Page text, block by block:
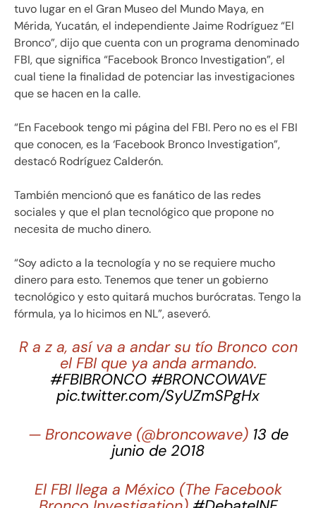
tuvo lugar en el Gran Museo del Mundo Maya, en
Mérida, Yucatán, el independiente Jaime Rodríguez “El
Bronco”, dijo que cuenta con un programa denominado
FBI, que significa “Facebook Bronco Investigation”, el
cual tiene la finalidad de potenciar las investigaciones
que se hacen en la calle.
“En Facebook tengo mi página del FBI. Pero no es el FBI
que conocen, es la ‘Facebook Bronco Investigation”,
destacó Rodríguez Calderón.
También mencionó que es fanático de las redes
sociales y que el plan tecnológico que propone no
necesita de mucho dinero.
“Soy adicto a la tecnología y no se requiere mucho
dinero para esto. Tenemos que tener un gobierno
tecnológico y esto quitará muchos burócratas. Tengo la
fórmula, ya lo hicimos en NL”, aseveró.
R a z a, así va a andar su tío Bronco con
el FBI que ya anda armando.
#FBIBRONCO #BRONCOWAVE
pic.twitter.com/SyUZmSPgHx
— Broncowave (@broncowave) 13 de
junio de 2018
El FBI llega a México (The Facebook